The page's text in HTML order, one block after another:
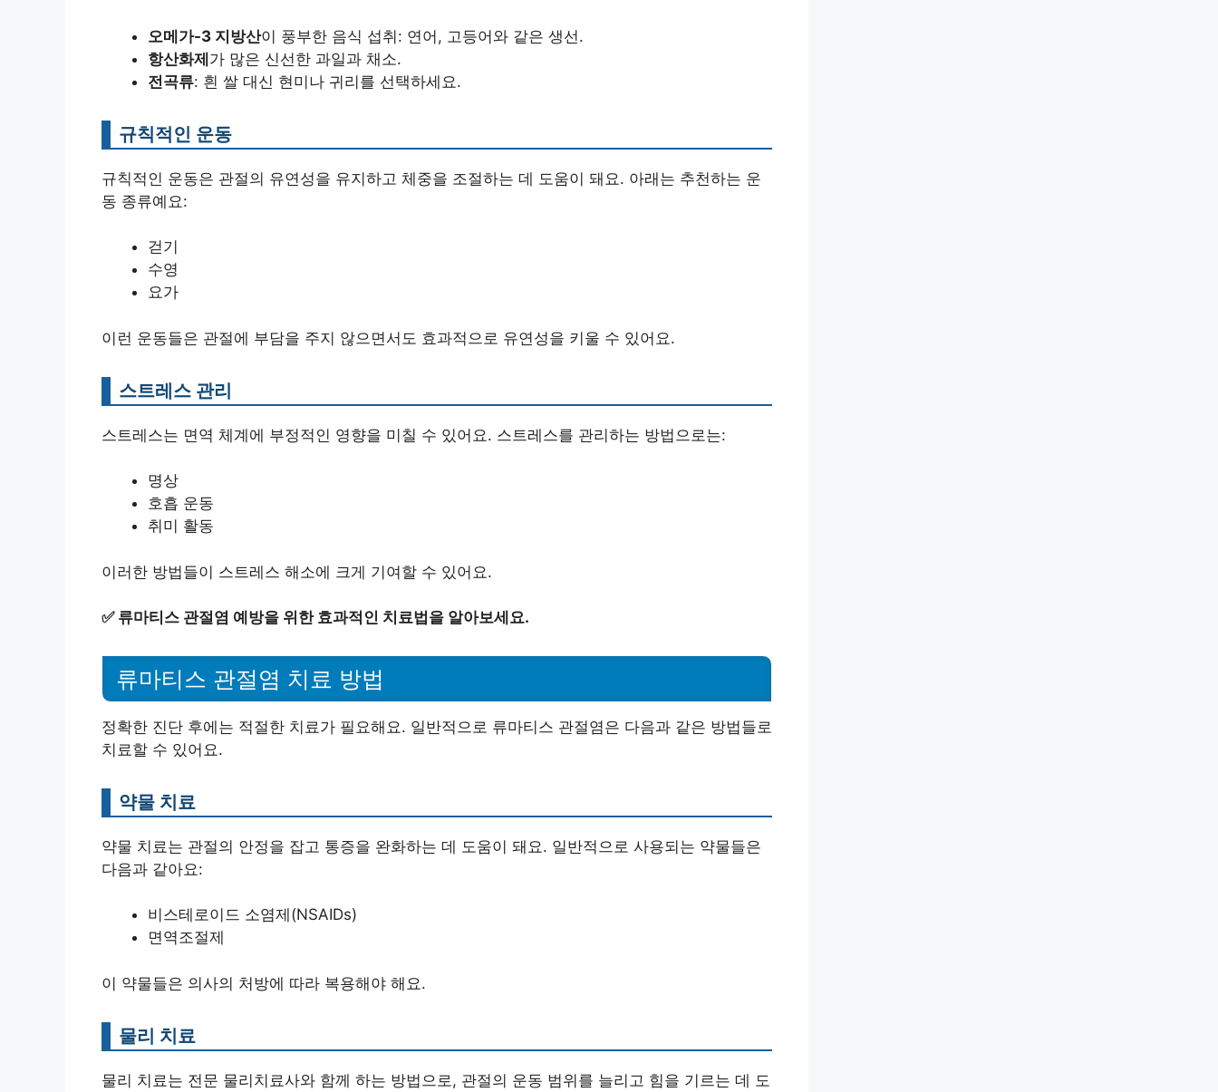
오메가-3 지방산이 풍부한 음식 섭취: 연어, 고등어와 같은 생선.
항산화제가 많은 신선한 과일과 채소.
전곡류: 흰 쌀 대신 현미나 귀리를 선택하세요.
규칙적인 운동
규칙적인 운동은 관절의 유연성을 유지하고 체중을 조절하는 데 도움이 돼요. 아래는 추천하는 운
동 종류예요:
걷기
수영
요가
이런 운동들은 관절에 부담을 주지 않으면서도 효과적으로 유연성을 키울 수 있어요.
스트레스 관리
스트레스는 면역 체계에 부정적인 영향을 미칠 수 있어요. 스트레스를 관리하는 방법으로는:
명상
호흡 운동
취미 활동
이러한 방법들이 스트레스 해소에 크게 기여할 수 있어요.
✅ 류마티스 관절염 예방을 위한 효과적인 치료법을 알아보세요.
류마티스 관절염 치료 방법
정확한 진단 후에는 적절한 치료가 필요해요. 일반적으로 류마티스 관절염은 다음과 같은 방법들로
치료할 수 있어요.
약물 치료
약물 치료는 관절의 안정을 잡고 통증을 완화하는 데 도움이 돼요. 일반적으로 사용되는 약물들은
다음과 같아요:
비스테로이드 소염제(NSAIDs)
면역조절제
이 약물들은 의사의 처방에 따라 복용해야 해요.
물리 치료
물리 치료는 전문 물리치료사와 함께 하는 방법으로, 관절의 운동 범위를 늘리고 힘을 기르는 데 도